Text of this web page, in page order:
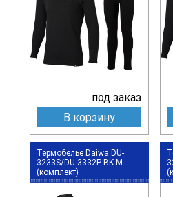
под заказ
В корзину
Термобелье Daiwa DU-
3233S/DU-3332P BK M
(комплект)